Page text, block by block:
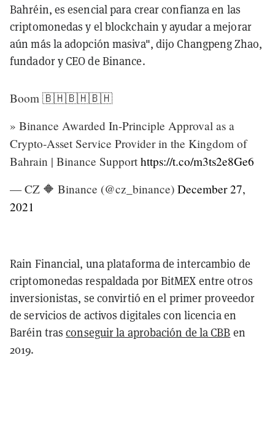
Bahréin, es esencial para crear confianza en las
criptomonedas y el blockchain y ayudar a mejorar
aún más la adopción masiva", dijo Changpeng Zhao,
fundador y CEO de Binance.
Boom 🇧🇭🇧🇭🇧🇭
» Binance Awarded In-Principle Approval as a
Crypto-Asset Service Provider in the Kingdom of
Bahrain | Binance Support https://t.co/m3ts2e8Ge6
— CZ 🔶 Binance (@cz_binance) December 27,
2021
Rain Financial, una plataforma de intercambio de
criptomonedas respaldada por BitMEX entre otros
inversionistas, se convirtió en el primer proveedor
de servicios de activos digitales con licencia en
Baréin trasconseguir la aprobación de la CBB en
2019.